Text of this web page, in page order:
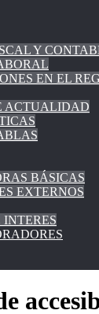
Y
EN EL
ACTUALIDAD
BÁSICAS
EXTERNOS